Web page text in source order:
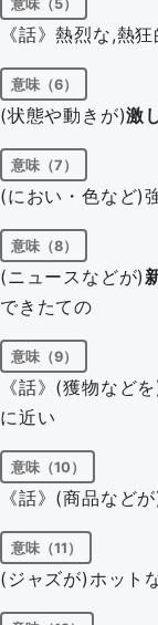
意味（5）
《話》熱烈な,熱
意味（6）
(状態や動きが)激
意味（7）
(におい・色など)
意味（8）
(ニュースなどが)
できたての
意味（9）
《話》(獲物など
に近い
意味（10）
《話》(商品など
意味（11）
(ジャズが)ホット